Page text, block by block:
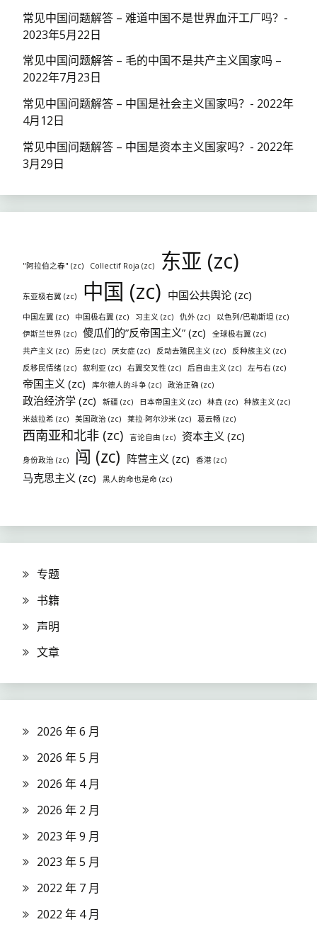
常见中国问题解答 – 难道中国不是世界血汗工厂吗？-
2023年5月22日
常见中国问题解答 – 毛的中国不是共产主义国家吗 –
2022年7月23日
常见中国问题解答 – 中国是社会主义国家吗？- 2022年
4月12日
常见中国问题解答 – 中国是资本主义国家吗？- 2022年
3月29日
"阿拉伯之春" (zc) Collectif Roja (zc) 东亚 (zc)
东亚极右翼 (zc) 中国 (zc) 中国公共舆论 (zc)
中国左翼 (zc) 中国极右翼 (zc) 习主义 (zc) 仇外 (zc)
以色列/巴勒斯坦 (zc)
伊斯兰世界 (zc)
傻瓜们的”反帝国主义” (zc)
全球极右翼 (zc)
共产主义 (zc)
历史 (zc) 厌女症 (zc) 反动去殖民主义 (zc)
反种族主义 (zc)
反移民情绪 (zc)
叙利亚 (zc) 右翼交叉性 (zc) 后自由主义 (zc) 左与右 (zc)
帝国主义 (zc) 库尔德人的斗争 (zc) 政治正确 (zc)
政治经济学 (zc) 新疆 (zc) 日本帝国主义 (zc) 林垚 (zc)
种族主义 (zc)
米兹拉希 (zc)
美国政治 (zc) 莱拉·阿尔沙米 (zc) 葛云畅 (zc)
西南亚和北非 (zc) 言论自由 (zc) 资本主义 (zc)
身份政治 (zc) 闯 (zc) 阵营主义 (zc) 香港 (zc)
马克思主义 (zc) 黑人的命也是命 (zc)
专题
书籍
声明
文章
2026 年 6 月
2026 年 5 月
2026 年 4 月
2026 年 2 月
2023 年 9 月
2023 年 5 月
2022 年 7 月
2022 年 4 月